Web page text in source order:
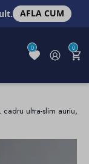
AFLA CUM
0 0
ultra-slim auriu,